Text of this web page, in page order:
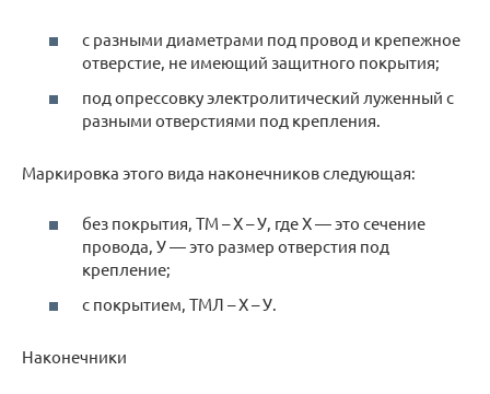
с разными диаметрами под провод и крепежное
отверстие, не имеющий защитного покрытия;
под опрессовку электролитический луженный с
разными отверстиями под крепления.
Маркировка этого вида наконечников следующая:
без покрытия, ТМ – Х – У, где Х — это сечение
провода, У — это размер отверстия под
крепление;
с покрытием, ТМЛ – Х – У.
Наконечники